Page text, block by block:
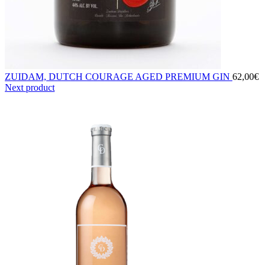
ZUIDAM, DUTCH COURAGE AGED PREMIUM GIN 62,00€
Next product